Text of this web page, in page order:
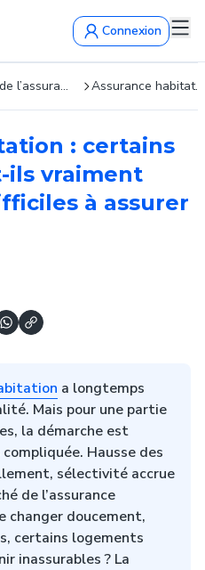
Connexion
Brèves de l’assurance Assurance habitation
: certains
ils vraiment
à assurer
a longtemps
Mais pour une partie
la démarche est
Hausse des
sélectivité accrue
de l’assurance
changer doucement,
certains logements
inassurables ? La